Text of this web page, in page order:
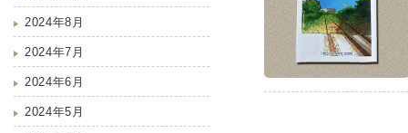
2024年8月
2024年7月
2024年6月
2024年5月